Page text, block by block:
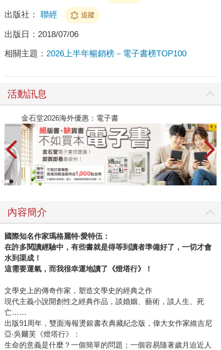
出版社： 聯經 追蹤
出版日： 2018/07/06
相關主題： 2026上半年暢銷榜－電子書榜TOP100
活動訊息
金石堂2026海外優惠：電子書
內容簡介
國際知名作家瑪格麗特‧愛特伍：
在許多閱讀經驗中，有些書就是得等到讀者準備好了，一切才會
水到渠成！
這需要運氣，而我很幸運地讀了《燈塔行》！
文學史上的傳奇作家，塑造文學史的經典之作
現代主義小說開創性之經典作品，談婚姻、藝術，談人生、死
亡……
出版91周年，雙面海報燙銀書衣典藏紀念版，偉大女作家維吉尼
亞‧吳爾芙《燈塔行》：
生命的意義是什麼？一個簡單的問題；一個容易隨著歲月迫近人